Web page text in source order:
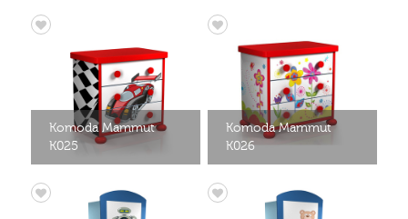
Komoda Mammut
K025
Komoda Mammut
K026